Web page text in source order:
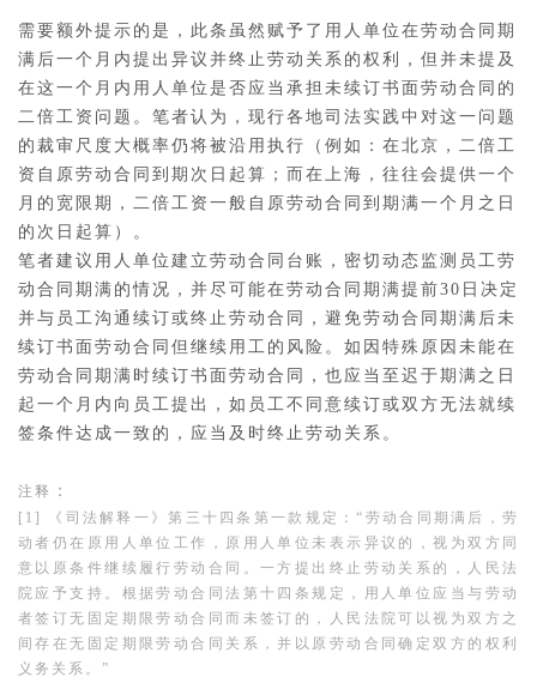
需要额外提示的是，此条虽然赋予了用人单位在劳动合同期
满后一个月内提出异议并终止劳动关系的权利，但并未提及
在这一个月内用人单位是否应当承担未续订书面劳动合同的
二倍工资问题。笔者认为，现行各地司法实践中对这一问题
的裁审尺度大概率仍将被沿用执行（例如：在北京，二倍工
资自原劳动合同到期次日起算；而在上海，往往会提供一个
月的宽限期，二倍工资一般自原劳动合同到期满一个月之日
的次日起算）。
笔者建议用人单位建立劳动合同台账，密切动态监测员工劳
动合同期满的情况，并尽可能在劳动合同期满提前30日决定
并与员工沟通续订或终止劳动合同，避免劳动合同期满后未
续订书面劳动合同但继续用工的风险。如因特殊原因未能在
劳动合同期满时续订书面劳动合同，也应当至迟于期满之日
起一个月内向员工提出，如员工不同意续订或双方无法就续
签条件达成一致的，应当及时终止劳动关系。
注释 ：
[1] 《司法解释一》第三十四条第一款规定：“劳动合同期满后，劳
动者仍在原用人单位工作，原用人单位未表示异议的，视为双方同
意以原条件继续履行劳动合同。一方提出终止劳动关系的，人民法
院应予支持。根据劳动合同法第十四条规定，用人单位应当与劳动
者签订无固定期限劳动合同而未签订的，人民法院可以视为双方之
间存在无固定期限劳动合同关系，并以原劳动合同确定双方的权利
义务关系。”